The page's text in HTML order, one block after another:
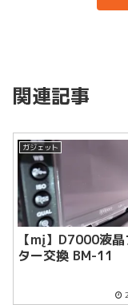
関連記事
ガジェット
【mį】D7000液
ター交換 BM-11